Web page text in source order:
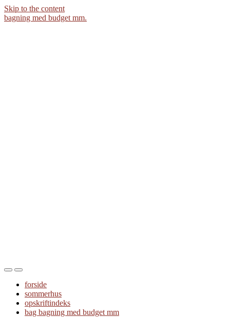
Skip to the content
bagning med budget mm.
Toggle
mobile
menu
Toggle
the
search
field
forside
sommerhus
opskriftindeks
bag bagning med budget mm